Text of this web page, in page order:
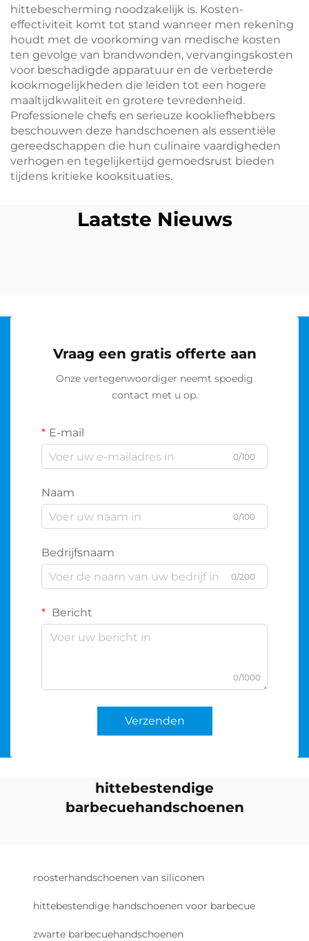
hittebescherming noodzakelijk is. Kosten-
effectiviteit komt tot stand wanneer men rekening
houdt met de voorkoming van medische kosten
ten gevolge van brandwonden, vervangingskosten
voor beschadigde apparatuur en de verbeterde
kookmogelijkheden die leiden tot een hogere
maaltijdkwaliteit en grotere tevredenheid.
Professionele chefs en serieuze kookliefhebbers
beschouwen deze handschoenen als essentiële
gereedschappen die hun culinaire vaardigheden
verhogen en tegelijkertijd gemoedsrust bieden
tijdens kritieke kooksituaties.
Laatste Nieuws
Vraag een gratis offerte aan
Onze vertegenwoordiger neemt spoedig
contact met u op.
E-mail
0/100
Naam
0/100
Bedrijfsnaam
0/200
Bericht
0/1000
Verzenden
hittebestendige
barbecuehandschoenen
roosterhandschoenen van siliconen
hittebestendige handschoenen voor barbecue
zwarte barbecuehandschoenen